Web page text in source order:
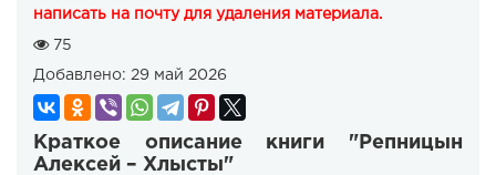
написать на почту для удаления материала.
75
Добавлено: 29 май 2026
Краткое описание книги "Репницын
Алексей – Хлысты"